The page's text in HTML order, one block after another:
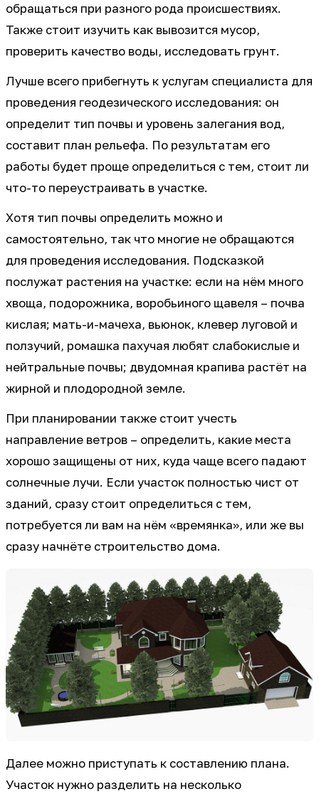
обращаться при разного рода происшествиях.
Также стоит изучить как вывозится мусор,
проверить качество воды, исследовать грунт.
Лучше всего прибегнуть к услугам специалиста для
проведения геодезического исследования: он
определит тип почвы и уровень залегания вод,
составит план рельефа. По результатам его
работы будет проще определиться с тем, стоит ли
что-то переустраивать в участке.
Хотя тип почвы определить можно и
самостоятельно, так что многие не обращаются
для проведения исследования. Подсказкой
послужат растения на участке: если на нём много
хвоща, подорожника, воробьиного щавеля – почва
кислая; мать-и-мачеха, вьюнок, клевер луговой и
ползучий, ромашка пахучая любят слабокислые и
нейтральные почвы; двудомная крапива растёт на
жирной и плодородной земле.
При планировании также стоит учесть
направление ветров – определить, какие места
хорошо защищены от них, куда чаще всего падают
солнечные лучи. Если участок полностью чист от
зданий, сразу стоит определиться с тем,
потребуется ли вам на нём «времянка», или же вы
сразу начнёте строительство дома.
Далее можно приступать к составлению плана.
Участок нужно разделить на несколько